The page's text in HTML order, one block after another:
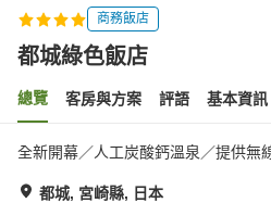
商務飯店
都城綠色飯店
總覽 客房與方案 評語 基本資訊
全新開幕／人工炭酸鈣溫泉／提供無
都城, 宮崎縣, 日本